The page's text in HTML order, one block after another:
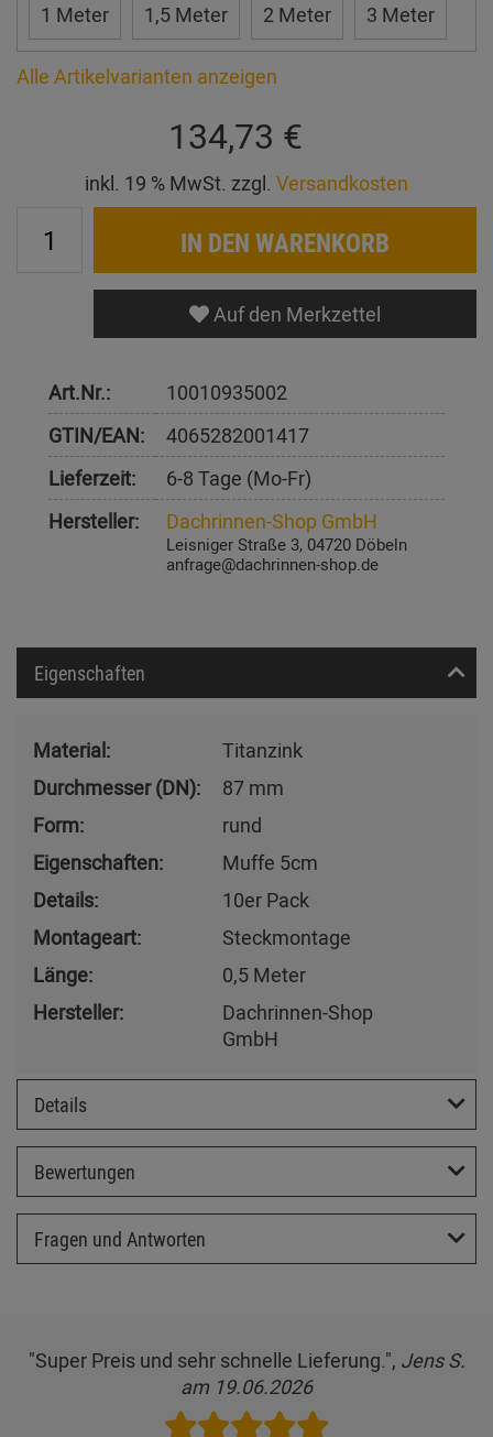
1 Meter 1,5 Meter 2 Meter 3 Meter
Alle Artikelvarianten anzeigen
134,73 €
inkl. 19 % MwSt. zzgl. Versandkosten
IN DEN WARENKORB
Auf den Merkzettel
Art.Nr.:
10010935002
GTIN/EAN:
4065282001417
Lieferzeit:
6-8 Tage (Mo-Fr)
Hersteller:
Dachrinnen-Shop GmbH
Leisniger Straße 3, 04720 Döbeln
anfrage@dachrinnen-shop.de
Eigenschaften
Material:
Titanzink
Durchmesser (DN):
87 mm
Form:
rund
Eigenschaften:
Muffe 5cm
Details:
10er Pack
Montageart:
Steckmontage
Länge:
0,5 Meter
Hersteller:
Dachrinnen-Shop
GmbH
Details
Bewertungen
Fragen und Antworten
"Super Preis und sehr schnelle Lieferung.", Jens S.
am 19.06.2026